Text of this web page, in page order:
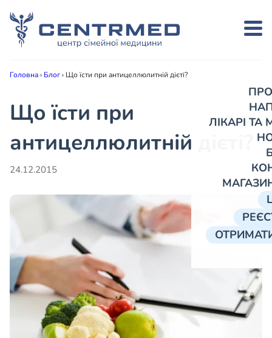
ЛІКАРІ
Головна› Блог› Що їсти при антицеллюлитній дієті?
Що їсти при
антицеллюлитній дієті?
24.12.2015